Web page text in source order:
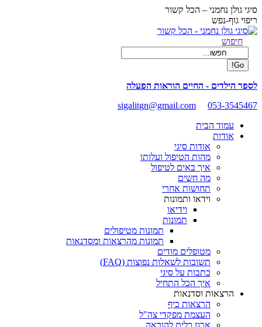
Skip
to
content
סיגי גולן נחמני – הכל קשור
ריפוי גוף-נפש
Facebook
opens
new
window
Search:
חיפוש
לספר הילדים - החיים הוראות הפעלה
sigalitgn@gmail.com
053-3545467
עמוד הבית
אודות
אודות סיגי
מהות הטיפול ועלותו
איך באים לטיפול
מה חשים
תחושות אחרי
וידאו ותמונות
וידיאו
תמונות
תמונות מטיפולים
תמונות מהרצאות ומסדנאות
מטופלים מודים
תשובות לשאלות נפוצות (FAQ)
כתבות על סיגי
איך הכל התחיל
הרצאות וסדנאות
הרצאות כיף
העצמת מפקדי צה"ל
ארגז כלים להוראה